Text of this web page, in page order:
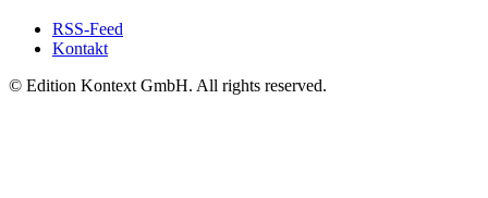
RSS-Feed
Kontakt
© Edition Kontext GmbH. All rights reserved.